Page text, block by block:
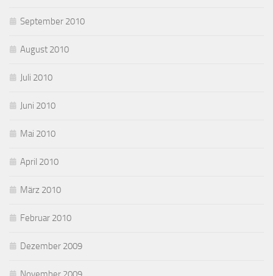
September 2010
August 2010
Juli 2010
Juni 2010
Mai 2010
April 2010
März 2010
Februar 2010
Dezember 2009